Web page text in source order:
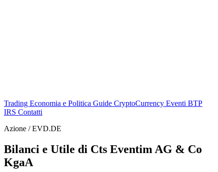
Trading Economia e Politica Guide CryptoCurrency Eventi BTP
IRS Contatti
Azione / EVD.DE
Bilanci e Utile di Cts Eventim AG & Co
KgaA